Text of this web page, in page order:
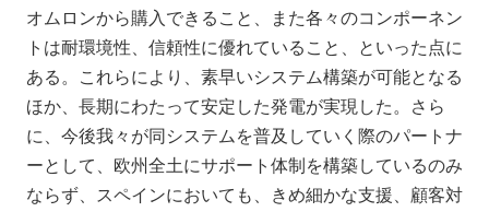
オムロンから購入できること、また各々のコンポーネン
トは耐環境性、信頼性に優れていること、といった点に
ある。これらにより、素早いシステム構築が可能となる
ほか、長期にわたって安定した発電が実現した。さら
に、今後我々が同システムを普及していく際のパートナ
ーとして、欧州全土にサポート体制を構築しているのみ
ならず、スペインにおいても、きめ細かな支援、顧客対